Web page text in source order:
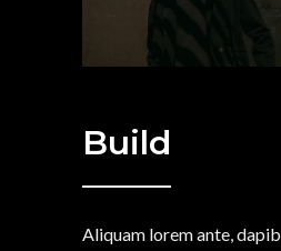
Build
Aliquam lorem ante,